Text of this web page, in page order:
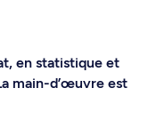
en statistique et
main-d’œuvre est